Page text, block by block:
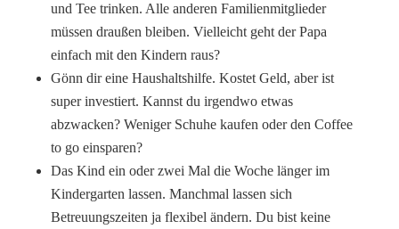
und Tee trinken. Alle anderen Familienmitglieder
müssen draußen bleiben. Vielleicht geht der Papa
einfach mit den Kindern raus?
Gönn dir eine Haushaltshilfe. Kostet Geld, aber ist
super investiert. Kannst du irgendwo etwas
abzwacken? Weniger Schuhe kaufen oder den Coffee
to go einsparen?
Das Kind ein oder zwei Mal die Woche länger im
Kindergarten lassen. Manchmal lassen sich
Betreuungszeiten ja flexibel ändern. Du bist keine